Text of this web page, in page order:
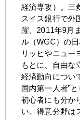
2020年06月17日
朝鮮半島緊張
2020年06月16日
パウエルマジック
2020年06月15日
経済専攻）。三
スイス銀行で外
躍。2011年9月
ル（WGC）の
リッヒやニュー
もとに、自由な
経済動向につい
国内第一人者”
初心者にも分か
い。得意分野は